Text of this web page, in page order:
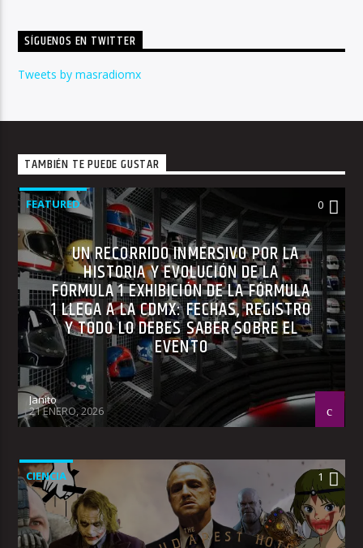
SÍGUENOS EN TWITTER
Tweets by masradiomx
TAMBIÉN TE PUEDE GUSTAR
FEATURED 0
UN RECORRIDO INMERSIVO POR LA
HISTORIA Y EVOLUCIÓN DE LA
FÓRMULA 1 EXHIBICIÓN DE LA FÓRMULA
1 LLEGA A LA CDMX: FECHAS, REGISTRO
Y TODO LO DEBES SABER SOBRE EL
EVENTO
Janito
21 ENERO, 2026
CIENCIA 1